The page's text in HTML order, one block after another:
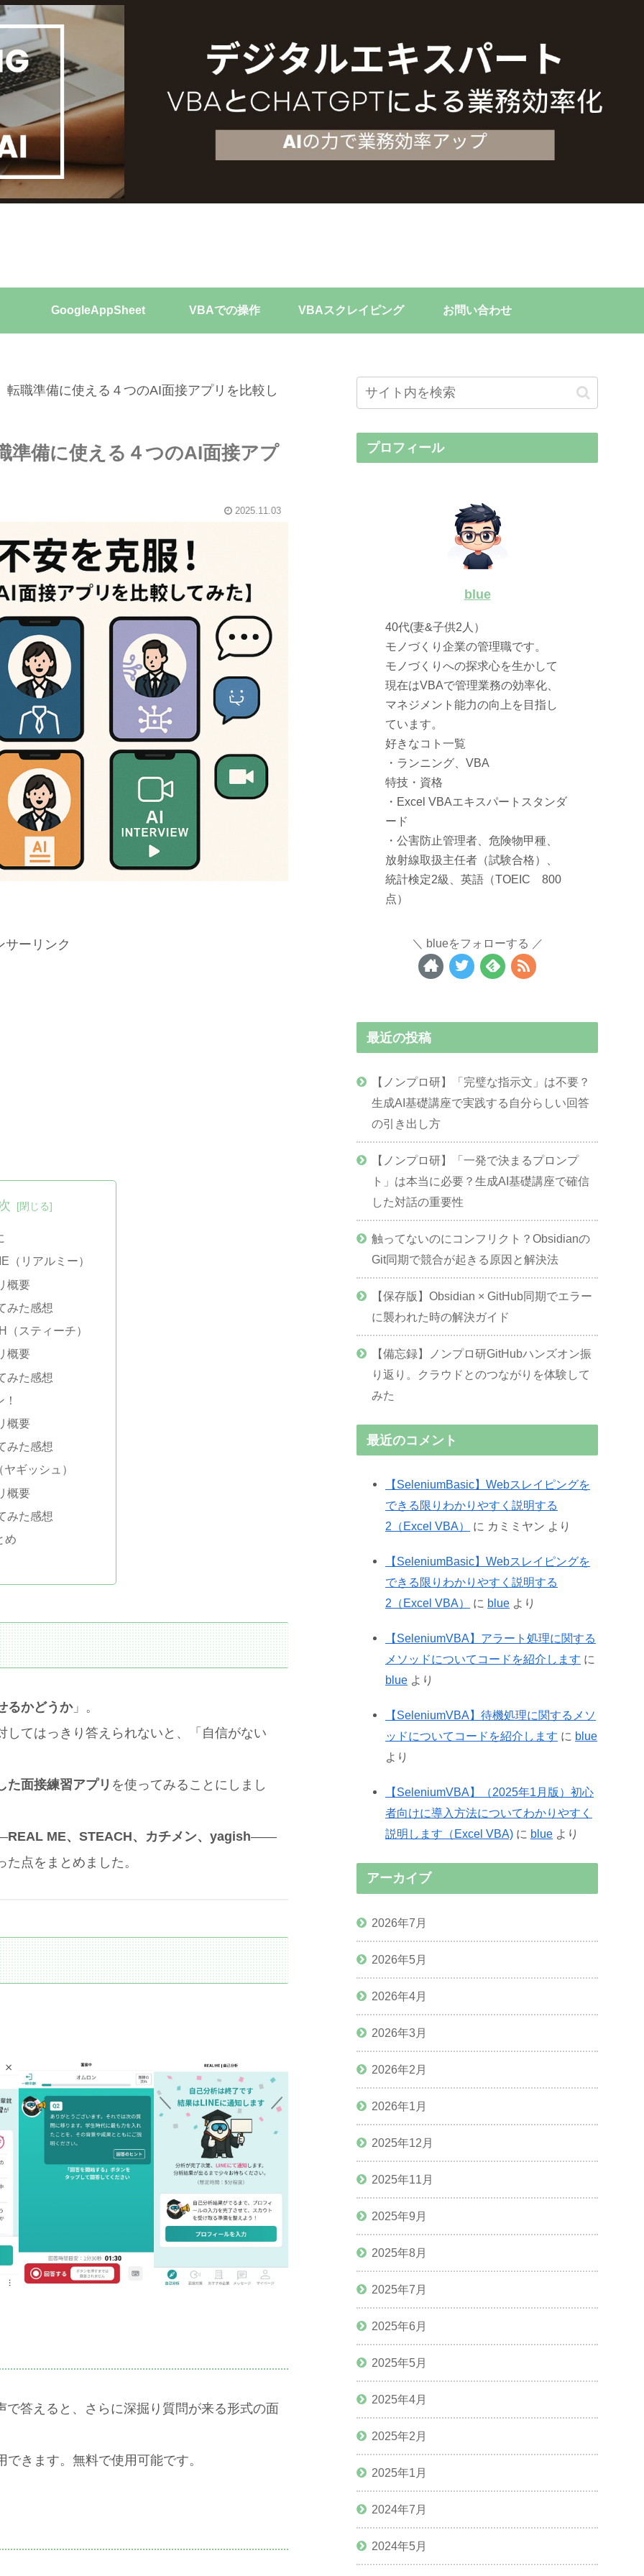
GoogleAppSheet VBAでの操作 VBAスクレイピング お問い合わせ
転職準備に使える４つのAI面接アプリを比較し
準備に使える４つのAI面接アプ
2025.11.03
サーリンク
（リアルミー）
概要
みた感想
（スティーチ）
概要
みた感想
概要
みた感想
ギッシュ）
概要
みた感想
め
るかどうか」。
てはっきり答えられないと、「自信がない
た面接練習アプリ を使ってみることにしまし
REAL ME、STEACH、カチメン、yagish――
点をまとめました。
答えると、さらに深掘り質問が来る形式の面
きます。無料で使用可能です。
プロフィール
blue
40代(妻&子供2人）
モノづくり企業の管理職です。
モノづくりへの探求心を生かして
現在はVBAで管理業務の効率化、
マネジメント能力の向上を目指し
ています。
好きなコト一覧
・ランニング、VBA
特技・資格
・Excel VBAエキスパートスタンダ
ード
・公害防止管理者、危険物甲種、
放射線取扱主任者（試験合格）、
統計検定2級、英語（TOEIC 800
点）
blueをフォローする
最近の投稿
【ノンプロ研】「完璧な指示文」は不要？
生成AI基礎講座で実践する自分らしい回答
の引き出し方
【ノンプロ研】「一発で決まるプロンプ
ト」は本当に必要？生成AI基礎講座で確信
した対話の重要性
触ってないのにコンフリクト？Obsidianの
Git同期で競合が起きる原因と解決法
【保存版】Obsidian × GitHub同期でエラー
に襲われた時の解決ガイド
【備忘録】ノンプロ研GitHubハンズオン振
り返り。クラウドとのつながりを体験して
みた
最近のコメント
【SeleniumBasic】Webスレイピングを
できる限りわかりやすく説明する
2（Excel VBA）
に カミミヤン より
【SeleniumBasic】Webスレイピングを
できる限りわかりやすく説明する
2（Excel VBA）
に blue より
【SeleniumVBA】アラート処理に関する
メソッドについてコードを紹介します に
blue より
【SeleniumVBA】待機処理に関するメソ
ッドについてコードを紹介します に blue
より
【SeleniumVBA】（2025年1月版）初心
者向けに導入方法についてわかりやすく
説明します（Excel VBA) に blue より
アーカイブ
2026年7月
2026年5月
2026年4月
2026年3月
2026年2月
2026年1月
2025年12月
2025年11月
2025年9月
2025年8月
2025年7月
2025年6月
2025年5月
2025年4月
2025年2月
2025年1月
2024年7月
2024年5月